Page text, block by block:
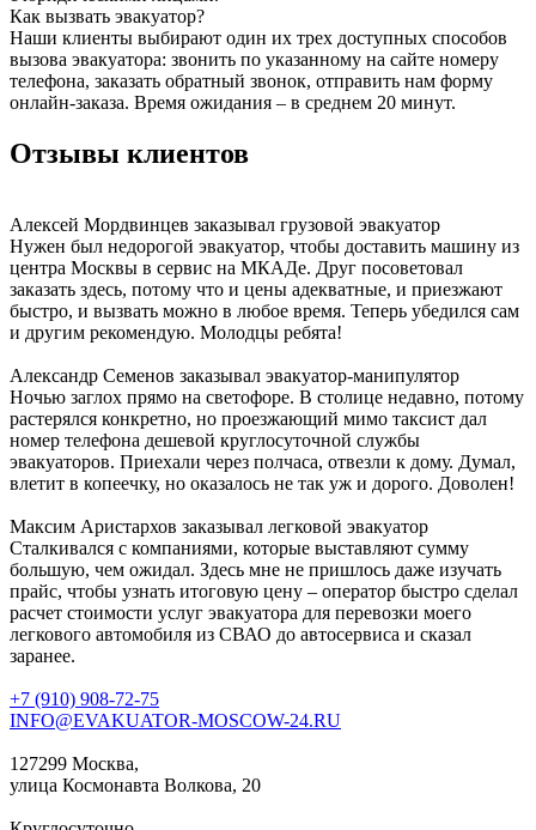
Как вызвать эвакуатор?
Наши клиенты выбирают один их трех доступных способов
вызова эвакуатора: звонить по указанному на сайте номеру
телефона, заказать обратный звонок, отправить нам форму
онлайн-заказа. Время ожидания – в среднем 20 минут.
Отзывы клиентов
Алексей Мордвинцев заказывал грузовой эвакуатор
Нужен был недорогой эвакуатор, чтобы доставить машину из
центра Москвы в сервис на МКАДе. Друг посоветовал
заказать здесь, потому что и цены адекватные, и приезжают
быстро, и вызвать можно в любое время. Теперь убедился сам
и другим рекомендую. Молодцы ребята!
Александр Семенов заказывал эвакуатор-манипулятор
Ночью заглох прямо на светофоре. В столице недавно, потому
растерялся конкретно, но проезжающий мимо таксист дал
номер телефона дешевой круглосуточной службы
эвакуаторов. Приехали через полчаса, отвезли к дому. Думал,
влетит в копеечку, но оказалось не так уж и дорого. Доволен!
Максим Аристархов заказывал легковой эвакуатор
Сталкивался с компаниями, которые выставляют сумму
большую, чем ожидал. Здесь мне не пришлось даже изучать
прайс, чтобы узнать итоговую цену – оператор быстро сделал
расчет стоимости услуг эвакуатора для перевозки моего
легкового автомобиля из СВАО до автосервиса и сказал
заранее.
+7 (910) 908-72-75
INFO@EVAKUATOR-MOSCOW-24.RU
127299 Москва,
улица Космонавта Волкова, 20